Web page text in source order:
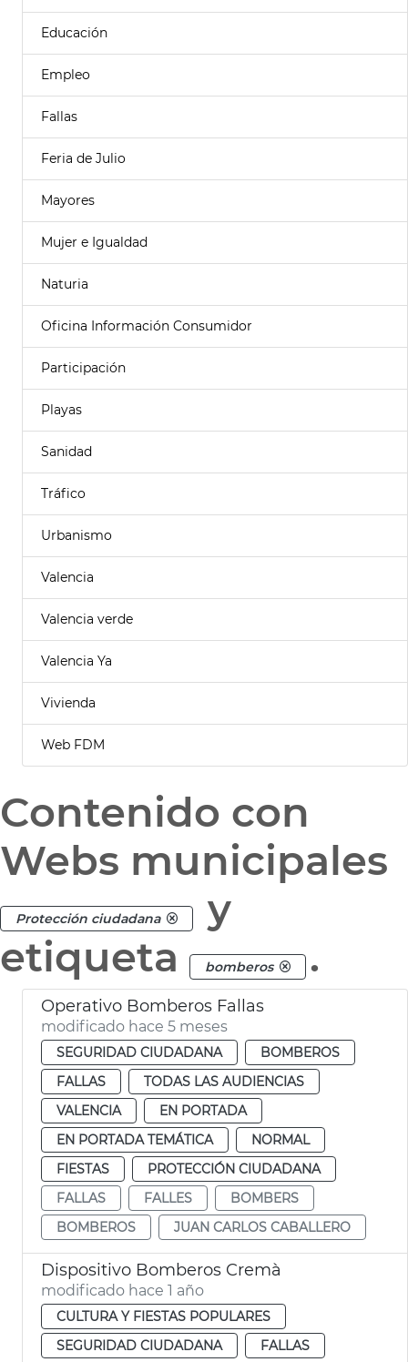
Educación
Empleo
Fallas
Feria de Julio
Mayores
Mujer e Igualdad
Naturia
Oficina Información Consumidor
Participación
Playas
Sanidad
Tráfico
Urbanismo
Valencia
Valencia verde
Valencia Ya
Vivienda
Web FDM
Contenido con
Webs municipales
Protección ciudadana
y
etiqueta
bomberos .
Operativo Bomberos Fallas
modificado hace 5 meses
SEGURIDAD CIUDADANA
BOMBEROS
FALLAS
TODAS LAS AUDIENCIAS
VALENCIA
EN PORTADA
EN PORTADA TEMÁTICA
NORMAL
FIESTAS
PROTECCIÓN CIUDADANA
FALLAS
FALLES
BOMBERS
BOMBEROS
JUAN CARLOS CABALLERO
Dispositivo Bomberos Cremà
modificado hace 1 año
CULTURA Y FIESTAS POPULARES
SEGURIDAD CIUDADANA
FALLAS